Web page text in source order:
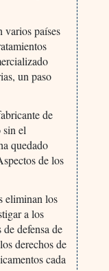
varios países
un paso
de
sin el
quedado
de los
eliminan los
a los
defensa de
derechos de
cada